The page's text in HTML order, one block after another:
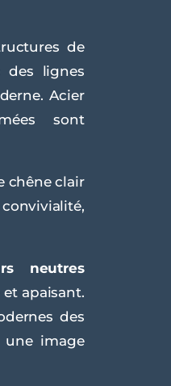
de
des lignes
Acier
sont
chêne clair
neutres
apaisant.
des
une image